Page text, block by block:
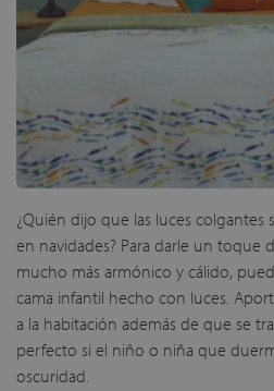
¿Quién dijo que las luces
en navidades? Para darle un toque
mucho más armónico y cálido,
cama infantil hecho con luces.
a la habitación además de que se
perfecto si el niño o niña que
oscuridad.